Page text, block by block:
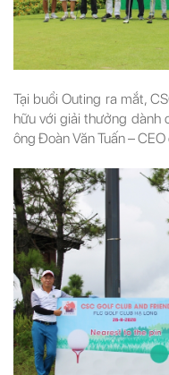
Tại buổi Outing ra mắt,
hữu với giải thưởng dành
ông Đoàn Văn Tuấn –